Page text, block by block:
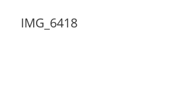
IMG_6418